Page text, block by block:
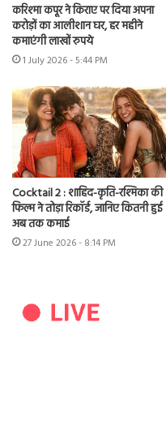
करिश्मा कपूर ने किराए पर दिया अपना
करोड़ों का आलीशान घर, हर महीने
कमाएंगी लाखों रुपये
1 July 2026 - 5:44 PM
Cocktail 2 : शाहिद-कृति-रश्मिका की
फिल्म ने तोड़ा रिकॉर्ड, जानिए कितनी हुई
अब तक कमाई
27 June 2026 - 8:14 PM